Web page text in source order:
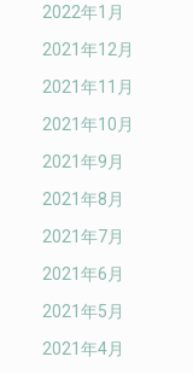
2022年1月
2021年12月
2021年11月
2021年10月
2021年9月
2021年8月
2021年7月
2021年6月
2021年5月
2021年4月